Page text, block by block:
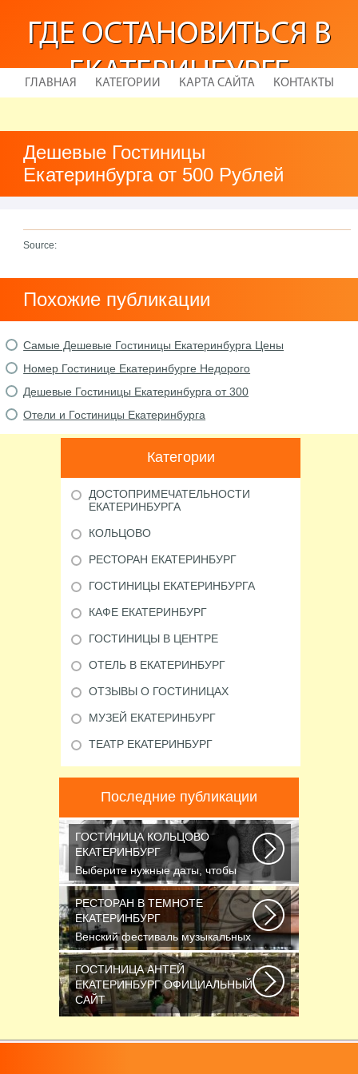
ГДЕ ОСТАНОВИТЬСЯ В
ЕКАТЕРИНБУРГЕ
ГЛАВНАЯ КАТЕГОРИИ КАРТА САЙТА КОНТАКТЫ
Дешевые Гостиницы
Екатеринбурга от 500 Рублей
Source:
Похожие публикации
Самые Дешевые Гостиницы Екатеринбурга Цены
Номер Гостинице Екатеринбурге Недорого
Дешевые Гостиницы Екатеринбурга от 300
Отели и Гостиницы Екатеринбурга
Категории
ДОСТОПРИМЕЧАТЕЛЬНОСТИ
ЕКАТЕРИНБУРГА
КОЛЬЦОВО
РЕСТОРАН ЕКАТЕРИНБУРГ
ГОСТИНИЦЫ ЕКАТЕРИНБУРГА
КАФЕ ЕКАТЕРИНБУРГ
ГОСТИНИЦЫ В ЦЕНТРЕ
ОТЕЛЬ В ЕКАТЕРИНБУРГ
ОТЗЫВЫ О ГОСТИНИЦАХ
МУЗЕЙ ЕКАТЕРИНБУРГ
ТЕАТР ЕКАТЕРИНБУРГ
Последние публикации
ГОСТИНИЦА КОЛЬЦОВО
ЕКАТЕРИНБУРГ
Выберите нужные даты, чтобы
узнать цену: — Название номера
Мест Гостей...
РЕСТОРАН В ТЕМНОТЕ
ЕКАТЕРИНБУРГ
Венский фестиваль музыкальных
фильмов завершился также, как и
начинался...
ГОСТИНИЦА АНТЕЙ
ЕКАТЕРИНБУРГ ОФИЦИАЛЬНЫЙ
САЙТ
Новосибирск считается третьим